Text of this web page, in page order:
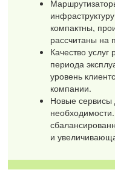
компактны,
рассчитаны на
Качество услуг
периода
уровень
компании.
Новые
и